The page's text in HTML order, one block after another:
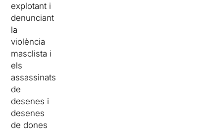
explotant i
denunciant
la
violència
masclista i
els
assassinats
de
desenes i
desenes
de dones